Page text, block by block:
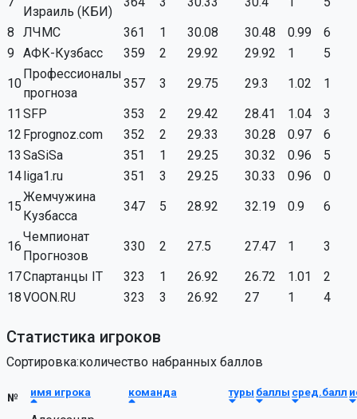
Израиль (КБИ)
8
ЛЧМС 361 1 30.08 30.48 0.99
6
9 АФК-Кузбасс 359 2 29.92 29.92 1
5
10
Профессионалы
прогноза
357 3 29.75 29.3 1.02
1
11 SFP 353 2 29.42 28.41 1.04
3
12 Fprognoz.com 352 2 29.33 30.28 0.97
6
13 SaSiSa 351 1 29.25 30.32 0.96
5
14liga1.ru 351 3 29.25 30.33 0.96
0
15
Жемчужина
Кузбасса
347 5 28.92 32.19 0.9 6
16
Чемпионат
Прогнозов
330 2 27.5 27.47 1
3
17Спартанцы IT 323 1 26.92 26.72 1.01
2
18VOON.RU 323 3 26.92 27 1 4
Статистика игроков
Сортировка:количество набранных баллов
№ имя игрока команда туры баллы сред.балл